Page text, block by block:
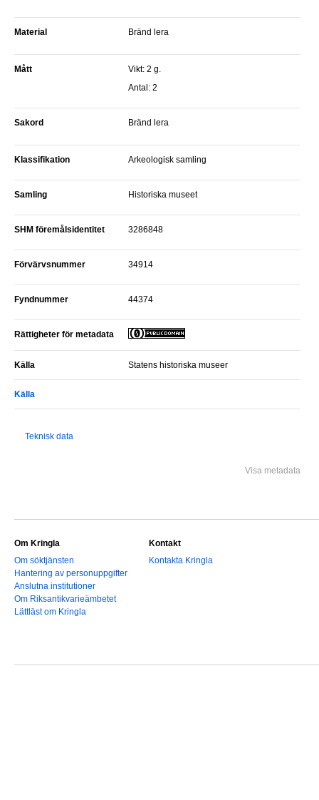
Material Bränd lera
Mått
Vikt: 2 g.
antal: 2
Sakord Bränd lera
Klassifikation Arkeologisk samling
Samling Historiska museet
SHM föremålsidentitet 3286848
Förvärvsnummer 34914
Fyndnummer 44374
Rättigheter för metadata
Källa Statens historiska museer
Källa
Teknisk data
Visa metadata
Om Kringla
Om söktjänsten
Hantering av personuppgifter
Anslutna institutioner
Om Riksantikvarieämbetet
Lättläst om Kringla
Kontakt
Kontakta Kringla